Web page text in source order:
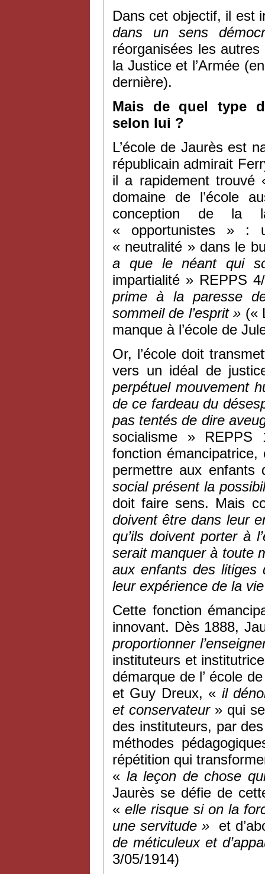
Dans cet objectif, il est
dans un sens
réorganisées les
la Justice et l’Armée
dernière).
Mais de quel type
selon lui ?
L’école de Jaurès est
républicain admirait
il a rapidement
domaine de l’école
conception de la
« opportunistes » :
« neutralité » dans le
a que le néant qui
impartialité » REPPS
prime à la paresse
sommeil de l’esprit » («
manque à l’école de
Or, l’école doit
vers un idéal de
perpétuel mouvement
de ce fardeau du
pas tentés de dire
socialisme » REPPS
fonction
permettre aux enfants
social présent la
doit faire sens. Mais
doivent être dans leur
qu’ils doivent porter à
serait manquer à toute
aux enfants des litiges
leur expérience de la
Cette fonction
innovant. Dès 1888,
proportionner
instituteurs et
démarque de l’ école
et Guy Dreux, « il
et conservateur » qui
des instituteurs, par
méthodes
répétition qui
« la leçon de chose
Jaurès se défie de
«elle risque si on la
une servitude »et
de méticuleux et
3/05/1914)